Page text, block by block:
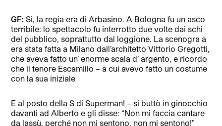
GF:Sì, la regia era di Arbasino. A Bologna fu un asco
terribile: lo spettacolo fu interrotto due volte dai schi
del pubblico, soprattutto dal loggione. La scenogra a
era stata fatta a Milano dall’architetto Vittorio Gregotti,
che aveva fatto un’ enorme scala d’ argento, e ricordo
che il tenore Escamillo – a cui avevo fatto un costume
con la sua iniziale
E al posto della S di Superman! – si buttò in ginocchio
davanti ad Alberto e gli disse: “Non mi faccia cantare
da lassù, perché non mi sentono, non mi sentono!”